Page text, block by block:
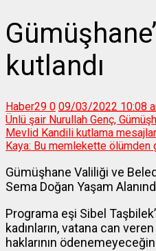
kutlandı
Haber29 0 09/03/2022 10:08
Ünlü şair Nurullah Genç,
Mevlid Kandili kutlama
Kaya: Bu memlekette ölümden
Gümüşhane Valiliği ve
Sema Doğan Yaşam
Programa eşi Sibel
kadınların, vatana can
haklarının